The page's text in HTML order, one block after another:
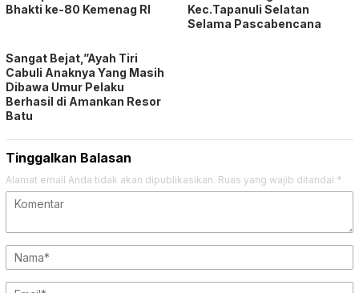
Bhakti ke-80 Kemenag RI
Kec.Tapanuli Selatan
Selama Pascabencana
Sangat Bejat,”Ayah Tiri
Cabuli Anaknya Yang Masih
Dibawa Umur Pelaku
Berhasil di Amankan Resor
Batu
Tinggalkan Balasan
Alamat email Anda tidak akan dipublikasikan. Ruas yang wajib ditandai *